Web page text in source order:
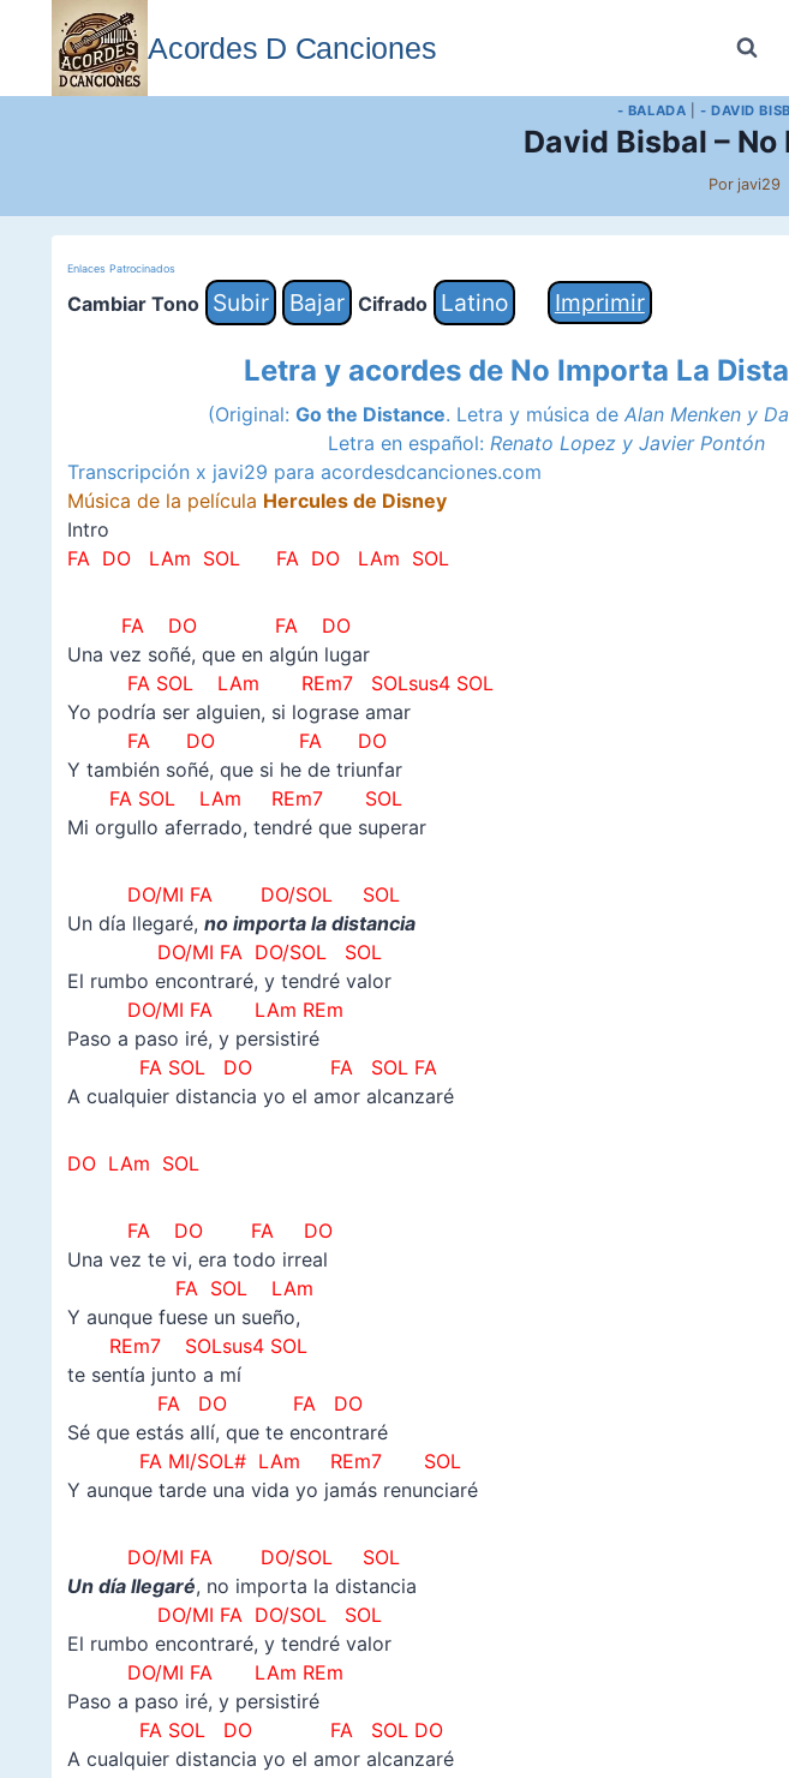
contenido
Acordes D Canciones
- BALADA - DAVID
David Bisbal –
Por javi29
Enlaces Patrocinados
Cambiar Tono Subir Bajar Cifrado Latino Imprimir
Letra y acordes de No Importa La
(Original: Go the Distance. Letra y música deAlan Menken y
Letra en español:Renato Lopez y Javier Pontón
Transcripción x javi29 para acordesdcanciones.com
Música de la película Hercules de Disney
Intro
FA DO LAm SOL FA DO LAm SOL
FA DO FA DO
Una vez soñé, que en algún lugar
FA SOL LAm REm7 SOLsus4 SOL
Yo podría ser alguien, si lograse amar
FA DO FA DO
Y también soñé, que si he de triunfar
FA SOL LAm REm7 SOL
Mi orgullo aferrado, tendré que superar
DO/MI FA DO/SOL SOL
Un día llegaré, no importa la distancia
DO/MI FA DO/SOL SOL
El rumbo encontraré, y tendré valor
DO/MI FA LAm REm
Paso a paso iré, y persistiré
FA SOL DO FA SOL FA
A cualquier distancia yo el amor alcanzaré
DO LAm SOL
FA DO FA DO
Una vez te vi, era todo irreal
FA SOL LAm
Y aunque fuese un sueño,
REm7 SOLsus4 SOL
te sentía junto a mí
FA DO FA DO
Sé que estás allí, que te encontraré
FA MI/SOL# LAm REm7 SOL
Y aunque tarde una vida yo jamás renunciaré
DO/MI FA DO/SOL SOL
Un día llegaré, no importa la distancia
DO/MI FA DO/SOL SOL
El rumbo encontraré, y tendré valor
DO/MI FA LAm REm
Paso a paso iré, y persistiré
FA SOL DO FA SOL DO
A cualquier distancia yo el amor alcanzaré